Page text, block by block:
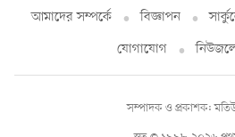
আমাদের সম্পর্কে বিজ্ঞাপন
যোগাযোগ
সম্পাদক ও প্রকাশক: